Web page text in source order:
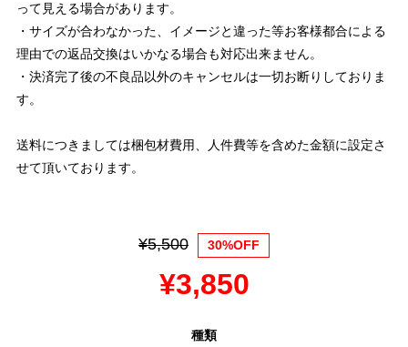
って見える場合があります。
・サイズが合わなかった、イメージと違った等お客様都合による
理由での返品交換はいかなる場合も対応出来ません。
・決済完了後の不良品以外のキャンセルは一切お断りしておりま
す。
送料につきましては梱包材費用、人件費等を含めた金額に設定さ
せて頂いております。
¥5,500 30%OFF
¥3,850
種類